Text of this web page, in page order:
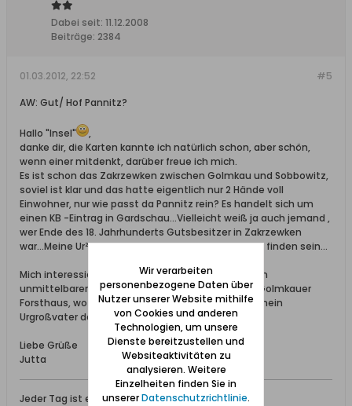
Dabei seit: 11.12.2008
Beiträge: 2384
#5
01.03.2012, 22:52
AW: Gut/ Hof Pannitz?
Hallo "Insel"
,
danke dir, die Karten kannte ich natürlich schon, aber schön,
wenn einer mitdenkt, darüber freue ich mich.
Es ist schon das Zakrzewken zwischen Golmkau und Sobbowitz,
soviel ist klar und das hatte eigentlich nur 2 Hände voll
Einwohner, nur wie passt da Pannitz rein? Es handelt sich um
einen KB -Eintrag in Gardschau...Vielleicht weiß ja auch jemand ,
wer Ende des 18. Jahrhunderts Gutsbesitzer in Zakrzewken
war...Meine Ur²großmutter muss doch irgendwo zu finden sein...
Mich interessiert auch so dieser Ort, liegt er doch in
unmittelbarer Nähe von Groß Golmkau und dem Golmkauer
Forsthaus, wo mein Ur²großvater Förster war und mein
Urgroßvater das Licht der Welt erblickte...
Liebe Grüße
Jutta
Jeder Tag ist ein kleines Leben für sich.
Wir verarbeiten
personenbezogene Daten über
Nutzer unserer Website mithilfe
von Cookies und anderen
Technologien, um unsere
Dienste bereitzustellen und
Websiteaktivitäten zu
analysieren. Weitere
Einzelheiten finden Sie in
unsererDatenschutzrichtlinie.